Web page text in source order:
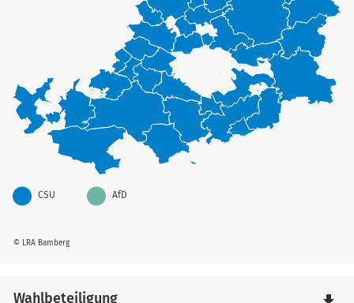
© LRA Bamberg
CSU AfD
Wahlbeteiligung